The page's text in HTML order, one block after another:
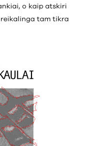
o kaip atskiri
tam tikra